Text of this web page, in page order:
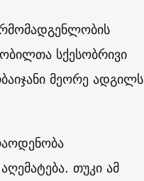
სქესობრივი
მეორე ადგილს
თუკი ამ